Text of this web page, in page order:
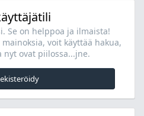
Se on helppoa ja ilmaista!
voit käyttää hakua,
nyt ovat piilossa...jne.